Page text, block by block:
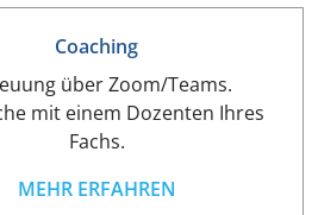
Coaching
über Zoom/Teams.
mit einem Dozenten Ihres
Fachs.
MEHR ERFAHREN